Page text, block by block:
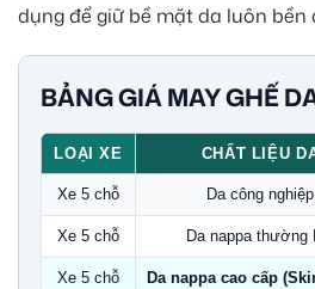
dụng để giữ bề mặt da luôn bền
BẢNG GIÁ MAY GHẾ
LOẠI XE CHẤT LIỆU
Xe 5 chỗ Da công nghiệp
Xe 5 chỗ Da nappa thường
Xe 5 chỗ Da nappa cao cấp